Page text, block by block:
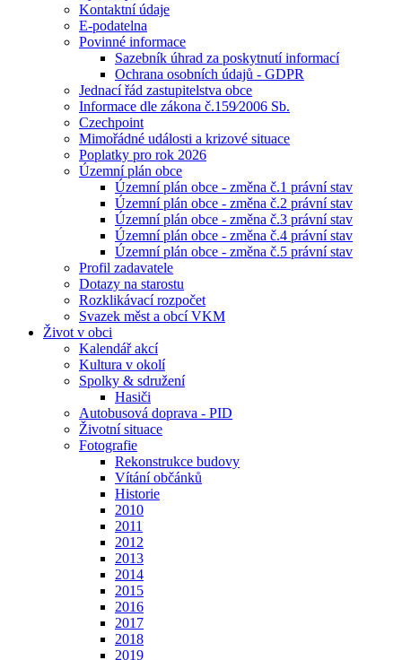
Kontaktní údaje
E-podatelna
Povinné informace
Sazebník úhrad za poskytnutí informací
Ochrana osobních údajů - GDPR
Jednací řád zastupitelstva obce
Informace dle zákona č.159⁄2006 Sb.
Czechpoint
Mimořádné události a krizové situace
Poplatky pro rok 2026
Územní plán obce
Územní plán obce - změna č.1 právní stav
Územní plán obce - změna č.2 právní stav
Územní plán obce - změna č.3 právní stav
Územní plán obce - změna č.4 právní stav
Územní plán obce - změna č.5 právní stav
Profil zadavatele
Dotazy na starostu
Rozklikávací rozpočet
Svazek měst a obcí VKM
Život v obci
Kalendář akcí
Kultura v okolí
Spolky & sdružení
Hasiči
Autobusová doprava - PID
Životní situace
Fotografie
Rekonstrukce budovy
Vítání občánků
Historie
2010
2011
2012
2013
2014
2015
2016
2017
2018
2019